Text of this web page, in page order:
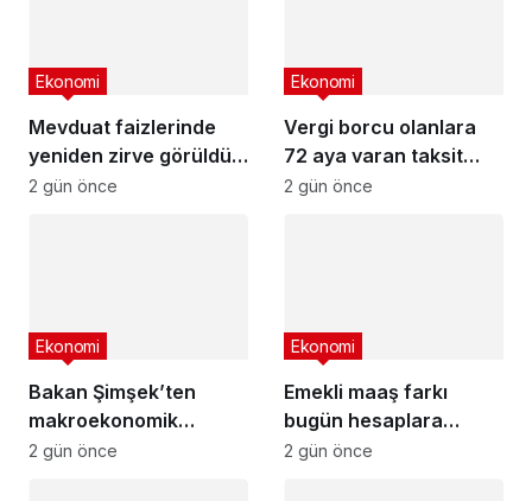
Mevduat faizlerinde
yeniden zirve görüldü :
3 milyon liranın aylık
Ekonomi
2 gün önce
Vergi borcu olanlara
72 aya varan taksit
fırsatı
Ekonomi
2 gün önce
Bakan Şimşek’ten
makroekonomik
istikrar açıklaması
Ekonomi
2 gün önce
Emekli maaş farkı
bugün hesaplara
yatıyor
Ekonomi
2 gün önce